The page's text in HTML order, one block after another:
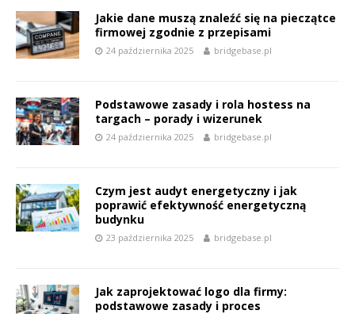
Jakie dane muszą znaleźć się na pieczątce
firmowej zgodnie z przepisami
24 października 2025 bridgebase.pl
Podstawowe zasady i rola hostess na
targach – porady i wizerunek
24 października 2025 bridgebase.pl
Czym jest audyt energetyczny i jak
poprawić efektywność energetyczną
budynku
23 października 2025 bridgebase.pl
Jak zaprojektować logo dla firmy:
podstawowe zasady i proces